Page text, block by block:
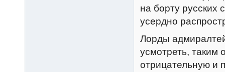
на борту русских
усердно
Лорды
усмотреть, таким
отрицательную и